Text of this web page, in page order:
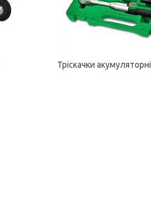
Тріскачки акумуляторні